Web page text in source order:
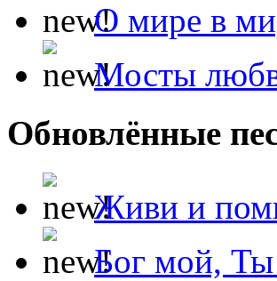
О мире в
Мосты
Обновлённые
Живи и
Бог мой, Ты